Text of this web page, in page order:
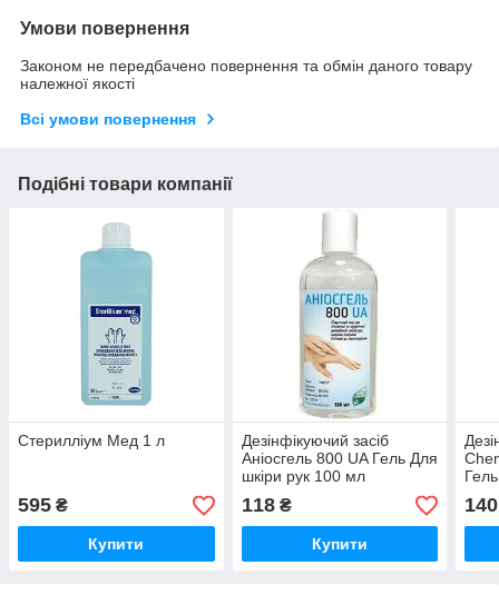
Умови повернення
Законом не передбачено повернення та обмін даного товару
належної якості
Всі умови повернення
Подібні товари компанії
Стерилліум Мед 1 л
595 ₴
Купити
Дезінфікуючий засіб
Аніосгель 800 UA Гель Для
шкіри рук 100 мл
118₴
Купити
140